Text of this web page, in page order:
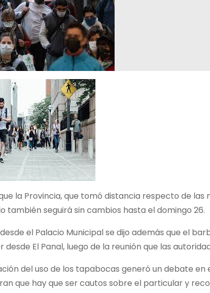
la Provincia, que tomó distancia respecto de las
también seguirá sin cambios hasta el domingo 26.
desde el Palacio Municipal se dijo además que el
desde El Panal, luego de la reunión que las
del uso de los tapabocas generó un debate
que hay que ser cautos sobre el particular y